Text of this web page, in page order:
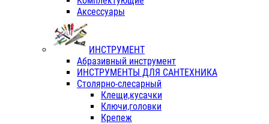
Аксессуары
ИНСТРУМЕНТ
Абразивный инструмент
ИНСТРУМЕНТЫ ДЛЯ САНТЕХНИКА
Столярно-слесарный
Клещи,кусачки
Ключи,головки
Крепеж